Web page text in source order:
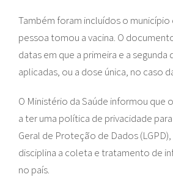
Também foram incluídos o
pessoa tomou a vacina. O
datas em que a primeira e a segunda
aplicadas, ou a dose única, no caso
O Ministério da Saúde informou que
a ter uma política de privacidade
Geral de Proteção de Dados
disciplina a coleta e tratamento de
no país.